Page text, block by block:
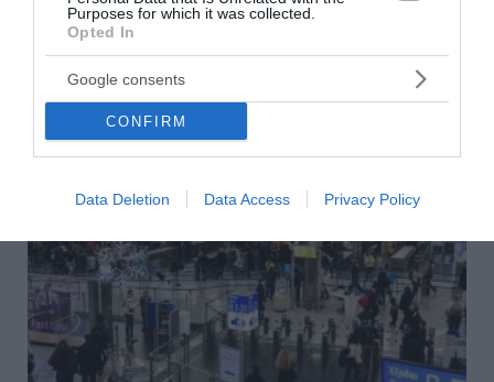
Purposes for which it was collected.
Opted In
Google consents
CONFIRM
Data Deletion Data Access Privacy Policy
υπουργείου Δικαιοσύνης...
08:56 | 04 Αυγούστου 2026